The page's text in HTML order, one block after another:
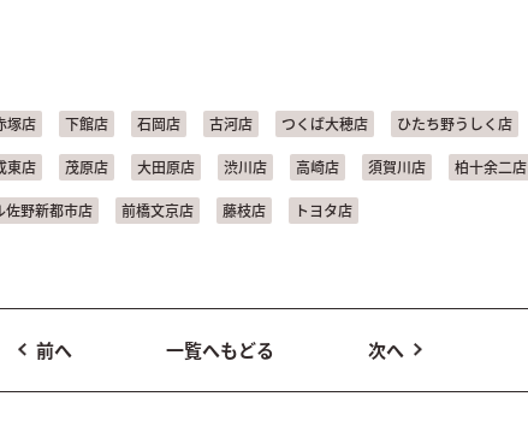
塚店 下館店 石岡店 古河店 つくば大穂店 ひたち野うしく店
東店 茂原店 大田原店 渋川店 高崎店 須賀川店 柏十余二店
佐野新都市店 前橋文京店 藤枝店 トヨタ店
前へ 一覧へもどる 次へ